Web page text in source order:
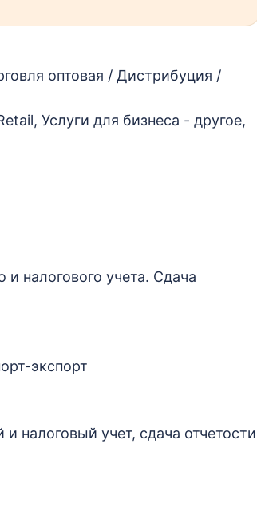
оптовая / Дистрибуция /
Услуги для бизнеса - другое,
налогового учета. Сдача
экспорт
налоговый учет, сдача отчетости